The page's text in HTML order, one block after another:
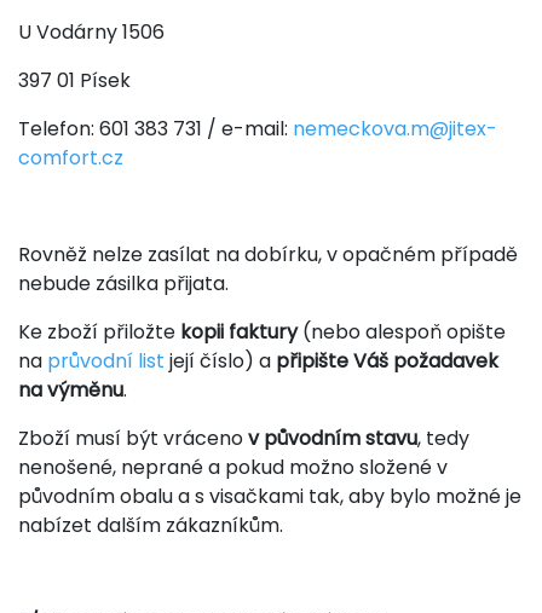
U Vodárny 1506
397 01 Písek
Telefon: 601 383 731 / e-mail: nemeckova.m@jitex-
comfort.cz
Rovněž nelze zasílat na dobírku, v opačném případě
nebude zásilka přijata.
Ke zboží přiložte kopii faktury(nebo alespoň opište
na průvodní list její číslo) a připište Váš požadavek
na výměnu.
Zboží musí být vrácenov původním stavu, tedy
nenošené, neprané a pokud možno složené v
původním obalu a s visačkami tak, aby bylo možné je
nabízet dalším zákazníkům.